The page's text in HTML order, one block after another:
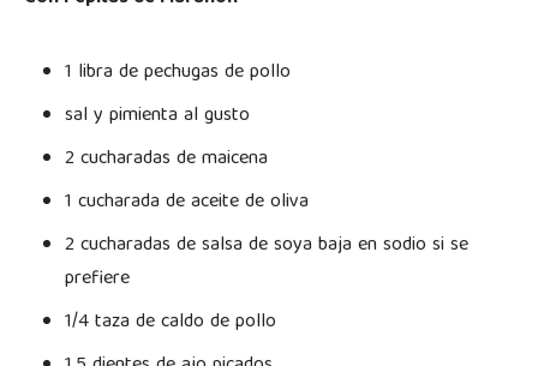
1 libra de pechugas de pollo
sal y pimienta al gusto
2 cucharadas de maicena
1 cucharada de aceite de oliva
2 cucharadas de salsa de soya baja en sodio si se
prefiere
1/4 taza de caldo de pollo